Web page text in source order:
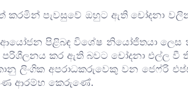
පැවසුවේ ඔහුට ඇති චෝදනා
ආයෝජන පිළිබඳ විශේෂ නියෝජිතයා
කර ඇති බවට චෝදනා එල්ල වී
ලිංගික අපරාධකරුවෙකු වන ජෙෆ්රි
ආරම්භ කෙරුණේ.